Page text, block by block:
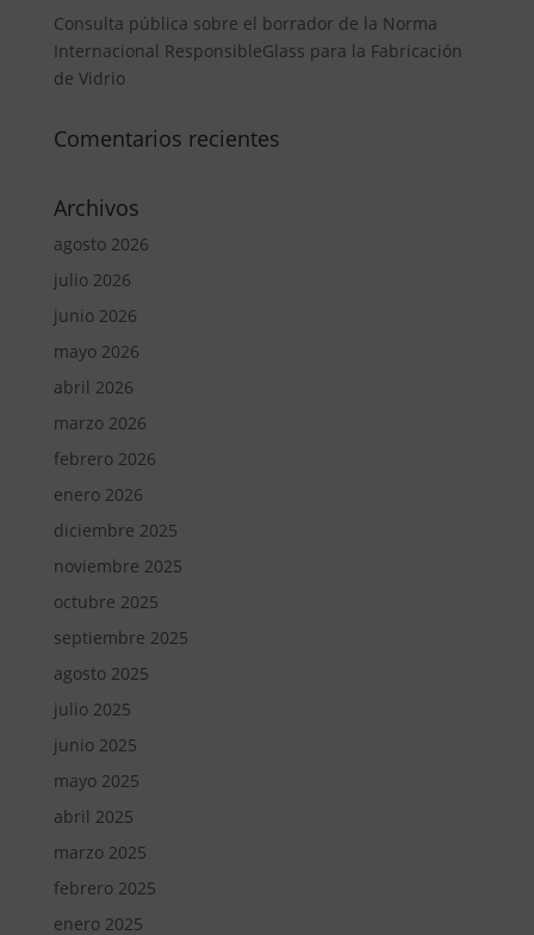
Consulta pública sobre el borrador de la Norma
Internacional ResponsibleGlass para la Fabricación
de Vidrio
Comentarios recientes
Archivos
agosto 2026
julio 2026
junio 2026
mayo 2026
abril 2026
marzo 2026
febrero 2026
enero 2026
diciembre 2025
noviembre 2025
octubre 2025
septiembre 2025
agosto 2025
julio 2025
junio 2025
mayo 2025
abril 2025
marzo 2025
febrero 2025
enero 2025